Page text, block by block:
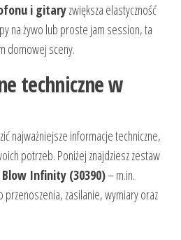
i gitaryzwiększa elastyczność
na żywo lub proste jam session, ta
domowej sceny.
techniczne w
najważniejsze informacje techniczne,
potrzeb. Poniżej znajdziesz zestaw
Blow Infinity (30390)– m.in.
zasilanie, wymiary oraz